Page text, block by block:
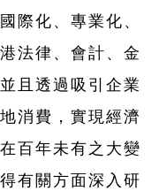
際化、專業化、
法律、會計、金
且透過吸引企業
消費，實現經濟
百年未有之大變
有關方面深入研